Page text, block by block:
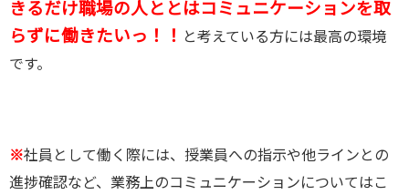
きるだけ職場の人ととはコミュニケーションを取
らずに働きたいっ！！
と考えている方には最高の環境
です。
※社員として働く際には、授業員への指示や他ラインとの
進捗確認など、業務上のコミュニケーションについてはこ